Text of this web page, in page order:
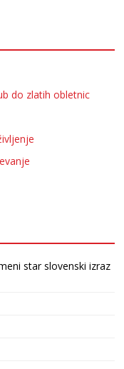
do zlatih obletnic
star slovenski izraz